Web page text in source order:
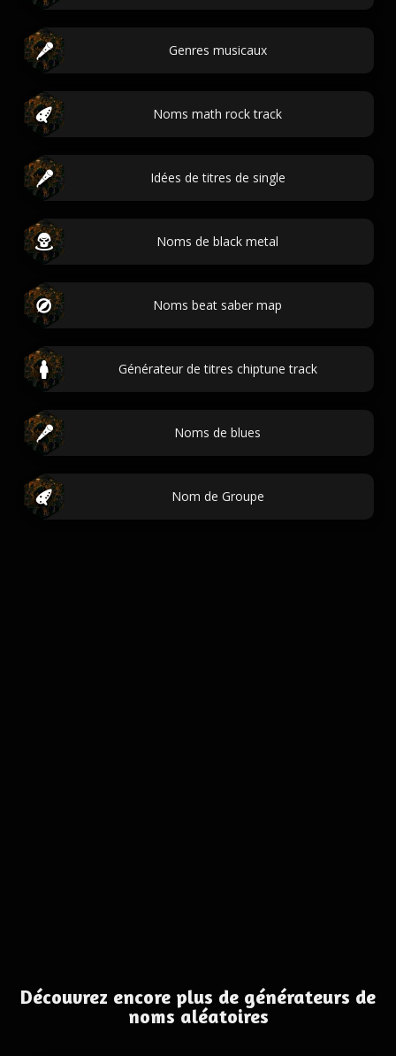
Genres musicaux
Noms math rock track
Idées de titres de single
Noms de black metal
Noms beat saber map
Générateur de titres chiptune track
Noms de blues
Nom de Groupe
Découvrez encore plus de générateurs de
noms aléatoires